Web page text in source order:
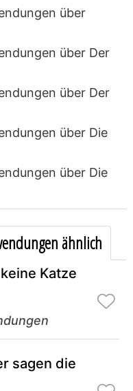
über
über Der
über Der
über Die
über Die
ähnlich
Katze
sagen die